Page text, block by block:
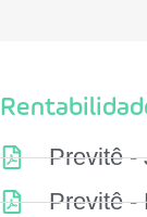
Previtê -
Previtê -